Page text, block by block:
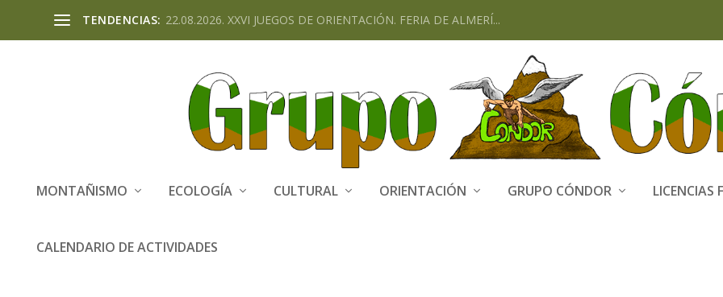
TENDENCIAS: 22.08.2026. XXVI JUEGOS DE ORIENTACIÓN. FERIA DE ALMERÍ...
MONTAÑISMO ECOLOGÍA CULTURAL ORIENTACIÓN GRUPO CÓNDOR LICENCIAS
CALENDARIO DE ACTIVIDADES